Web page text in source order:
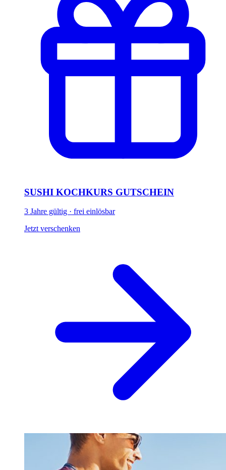
SUSHI KOCHKURS GUTSCHEIN
3 Jahre gültig · frei einlösbar
Jetzt verschenken